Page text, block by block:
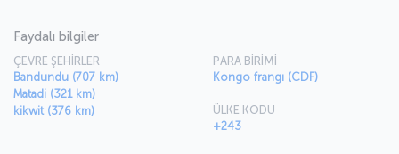
Faydalı bilgiler
ÇEVRE ŞEHİRLER
Bandundu (707 km)
Matadi (321 km)
kikwit (376 km)
PARA BİRİMİ
Kongo frangı (CDF)
ÜLKE KODU
+243